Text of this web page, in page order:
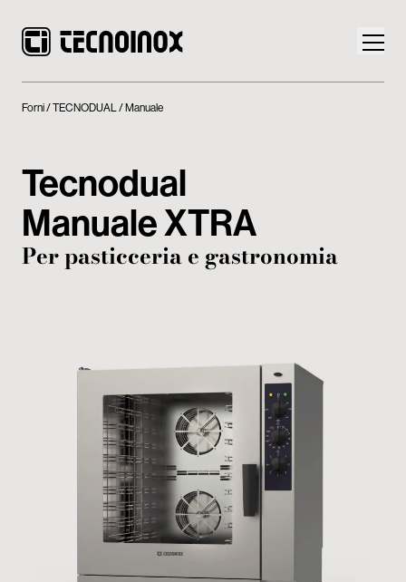
Prodotti
Mondo Tecnoinox
Contatti
My Tecnoinox
Forni TECNODUAL Manuale
Tecnodual
Manuale XTRA
Per pasticceria e gastronomia